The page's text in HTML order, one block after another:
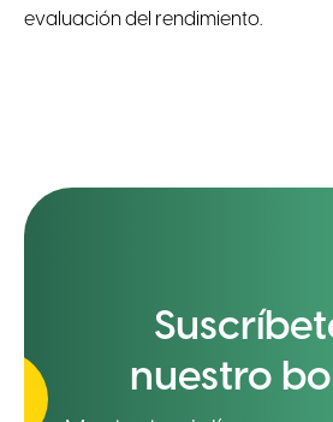
evaluación del rendimiento.
nuestro